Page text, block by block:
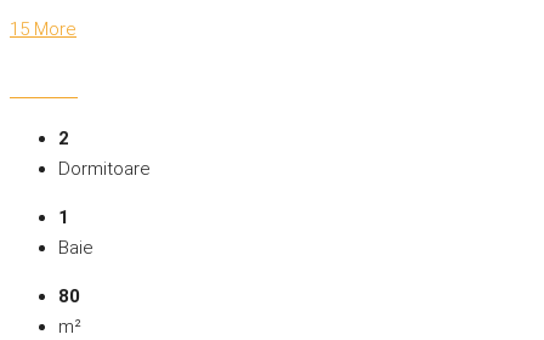
15 More
2
Dormitoare
1
Baie
80
m²